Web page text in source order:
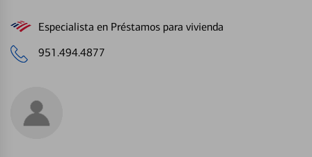
Especialista en Préstamos para vivienda
951.494.4877